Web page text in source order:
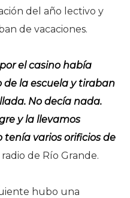
del año lectivo y
de vacaciones.
el casino había
de la escuela y tiraban
No decía nada.
y la llevamos
varios orificios de
de Río Grande.
hubo una